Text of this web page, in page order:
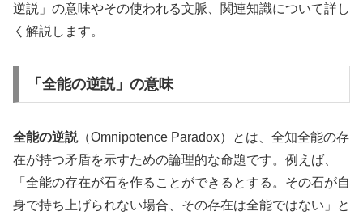
逆説」の意味やその使われる文脈、関連知識について詳し
く解説します。
「全能の逆説」の意味
全能の逆説（Omnipotence Paradox）とは、全知全能の存
在が持つ矛盾を示すための論理的な命題です。例えば、
「全能の存在が石を作ることができるとする。その石が自
身で持ち上げられない場合、その存在は全能ではない」と